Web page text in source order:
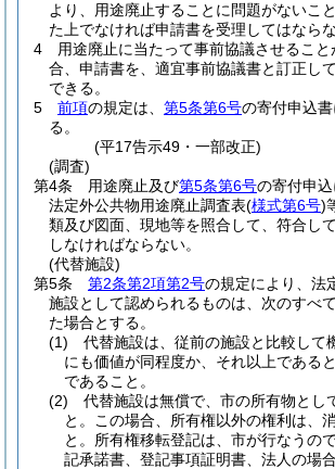
より、用途廃止することに問題がないこ
た上でなければ申請書を受理してはならな
4
用途廃止に当たって事前協議させること
合、申請書を、適宜事前協議書と訂正し
できる。
5
前項の規定は、 第5条第6号の寄付申込
る。
(平17告示49・一部改正)
(調査)
第4条
用途廃止及び第5条第6号の寄付申込
法定外公共物用途廃止調査表(様式第6号)
類及び図面、現地等を照合して、符合し
しなければならない。
(代替施設)
第5条
第2条第2項第2号の規定により、法
施設として認められるものは、次のすべ
た場合とする。
(1)
代替施設は、従前の施設と比較して
にも価値が同程度か、それ以上である
であること。
(2)
代替施設は無償で、市の所有物とし
と。
この場合、所有権以外の権利は、
と。 所有権移転登記は、市が行なうの
記承諾書、登記事項証明書、法人の場